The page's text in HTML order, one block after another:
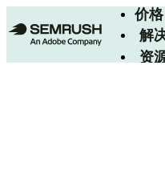
价格
解
资